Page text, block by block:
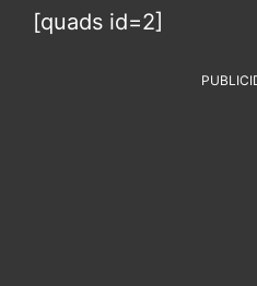
[quads id=2]